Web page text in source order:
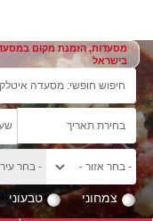
מסעדות, הזמנת מקום
בישראל
צמחוני טבעוני